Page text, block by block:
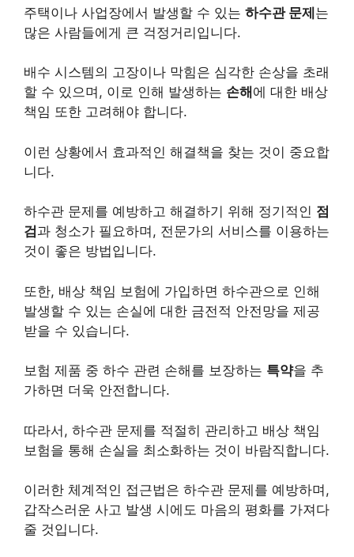
주택이나 사업장에서 발생할 수 있는 하수관 문제는
많은 사람들에게 큰 걱정거리입니다.
배수 시스템의 고장이나 막힘은 심각한 손상을 초래
할 수 있으며, 이로 인해 발생하는 손해 에 대한 배상
책임 또한 고려해야 합니다.
이런 상황에서 효과적인 해결책을 찾는 것이 중요합
니다.
하수관 문제를 예방하고 해결하기 위해 정기적인 점
검 과 청소가 필요하며, 전문가의 서비스를 이용하는
것이 좋은 방법입니다.
또한, 배상 책임 보험에 가입하면 하수관으로 인해
발생할 수 있는 손실에 대한 금전적 안전망을 제공
받을 수 있습니다.
보험 제품 중 하수 관련 손해를 보장하는 특약을 추
가하면 더욱 안전합니다.
따라서, 하수관 문제를 적절히 관리하고 배상 책임
보험을 통해 손실을 최소화하는 것이 바람직합니다.
이러한 체계적인 접근법은 하수관 문제를 예방하며,
갑작스러운 사고 발생 시에도 마음의 평화를 가져다
줄 것입니다.